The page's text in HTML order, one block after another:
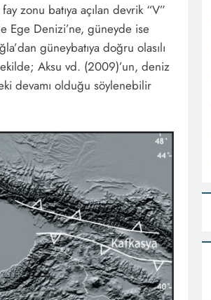
zonu batıya açılan devrik “V”
Ege Denizi’ne, güneyde ise
güneybatıya doğru olasılı
Aksu vd. (2009)’un, deniz
devamı olduğu söylenebilir